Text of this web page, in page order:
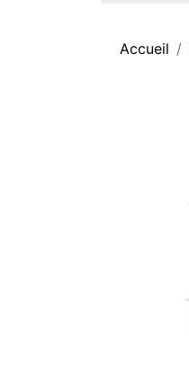
Accueil